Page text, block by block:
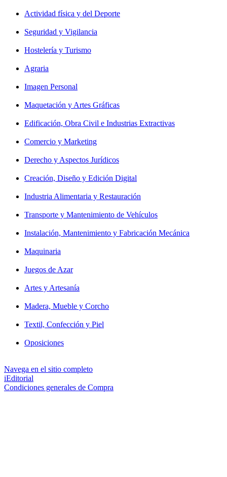
Actividad física y del Deporte
Seguridad y Vigilancia
Hostelería y Turismo
Agraria
Imagen Personal
Maquetación y Artes Gráficas
Edificación, Obra Civil e Industrias Extractivas
Comercio y Marketing
Derecho y Aspectos Jurídicos
Creación, Diseño y Edición Digital
Industria Alimentaria y Restauración
Transporte y Mantenimiento de Vehículos
Instalación, Mantenimiento y Fabricación Mecánica
Maquinaria
Juegos de Azar
Artes y Artesanía
Madera, Mueble y Corcho
Textil, Confección y Piel
Oposiciones
Navega en el sitio completo
iEditorial
Condiciones generales de Compra